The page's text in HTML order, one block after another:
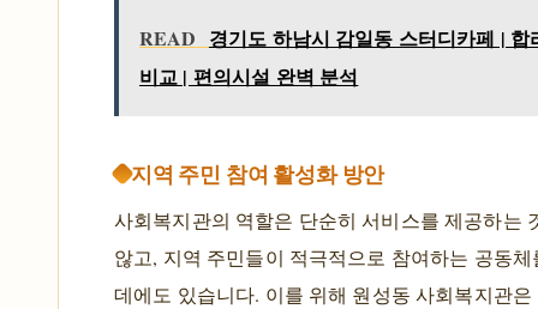
READ 경기도 하남시 감일동 스터디카페 | 합
비교 | 편의시설 완벽 분석
지역 주민 참여 활성화 방안
사회복지관의 역할은 단순히 서비스를 제공하는
않고, 지역 주민들이 적극적으로 참여하는 공동
데에도 있습니다. 이를 위해 원성동 사회복지관